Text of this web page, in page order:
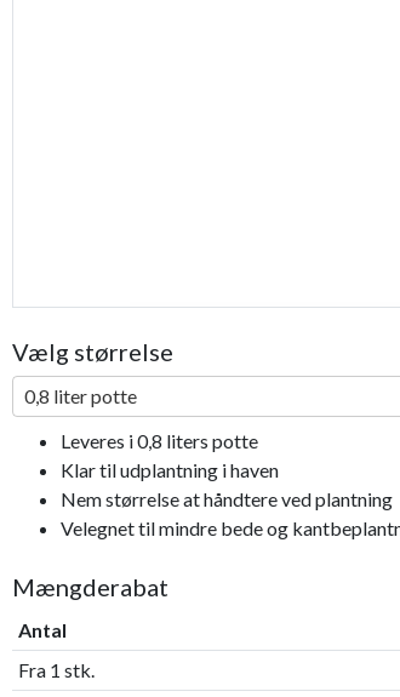
Vælg størrelse
0,8 liter potte
Leveres i 0,8 liters potte
Klar til udplantning i haven
Nem størrelse at håndtere ved plantning
Velegnet til mindre bede og
Mængderabat
Antal
Fra 1 stk.